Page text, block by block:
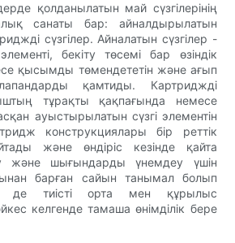
қолданылатын май сүзгілерінің
санаты бар: айналдырылатын
сүзгілер. Айналатын сүзгілер -
элементі, бекіту төсемі бар өзіндік
қысымды төмендететін және ағып
қамтиды. Картриджді
тұрақты қақпағында немесе
ауыстырылатын сүзгі элементін
конструкциялары бір реттік
және өндіріс кезінде қайта
және шығындарды үнемдеу үшін
барған сайын танымал болып
де тиісті орта мен құрылыс
келгенде тамаша өнімділік бере